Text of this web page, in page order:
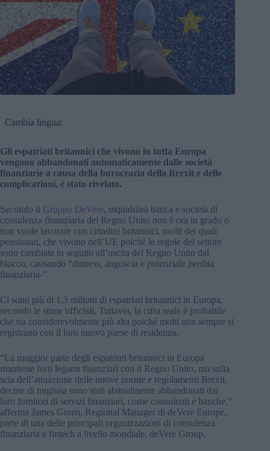
Cambia lingua:
Gli espatriati britannici che vivono in tutta Europa
vengono abbandonati automaticamente dalle società
finanziarie a causa della burocrazia della Brexit e delle
complicazioni, è stato rivelato.
Secondo il Gruppo DeVere, mqualsiasi banca e società di
consulenza finanziaria del Regno Unito non è ora in grado o
non vuole lavorare con cittadini britannici, molti dei quali
pensionati, che vivono nell’UE poiché le regole del settore
sono cambiate in seguito all’uscita del Regno Unito dal
blocco, causando “distress, angoscia e potenziale perdita
finanziaria-”
Ci sono più di 1,3 milioni di espatriati britannici in Europa,
secondo le stime ufficiali, Tuttavia, la cifra reale è probabile
che sia considerevolmente più alta poiché molti non sempre si
registrano con il loro nuovo paese di residenza.
“La maggior parte degli espatriati britannici in Europa
mantiene forti legami finanziari con il Regno Unito, ma sulla
scia dell’attuazione delle nuove norme e regolamenti Brexit,
decine di migliaia sono stati abitualmente abbandonati dai
loro fornitori di servizi finanziari, come consulenti e banche,”
afferma James Green, Regional Manager di deVere Europe,
parte di una delle principali organizzazioni di consulenza
finanziaria e fintech a livello mondiale, deVere Group.